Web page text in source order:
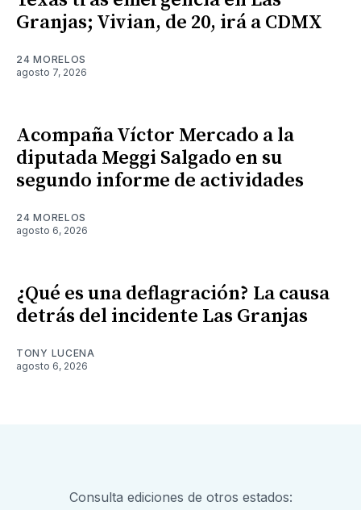
Granjas; Vivian, de 20, irá a CDMX
24 MORELOS
agosto 7, 2026
Acompaña Víctor Mercado a la
diputada Meggi Salgado en su
segundo informe de actividades
24 MORELOS
agosto 6, 2026
¿Qué es una deflagración? La causa
detrás del incidente Las Granjas
TONY LUCENA
agosto 6, 2026
Consulta ediciones de otros estados: